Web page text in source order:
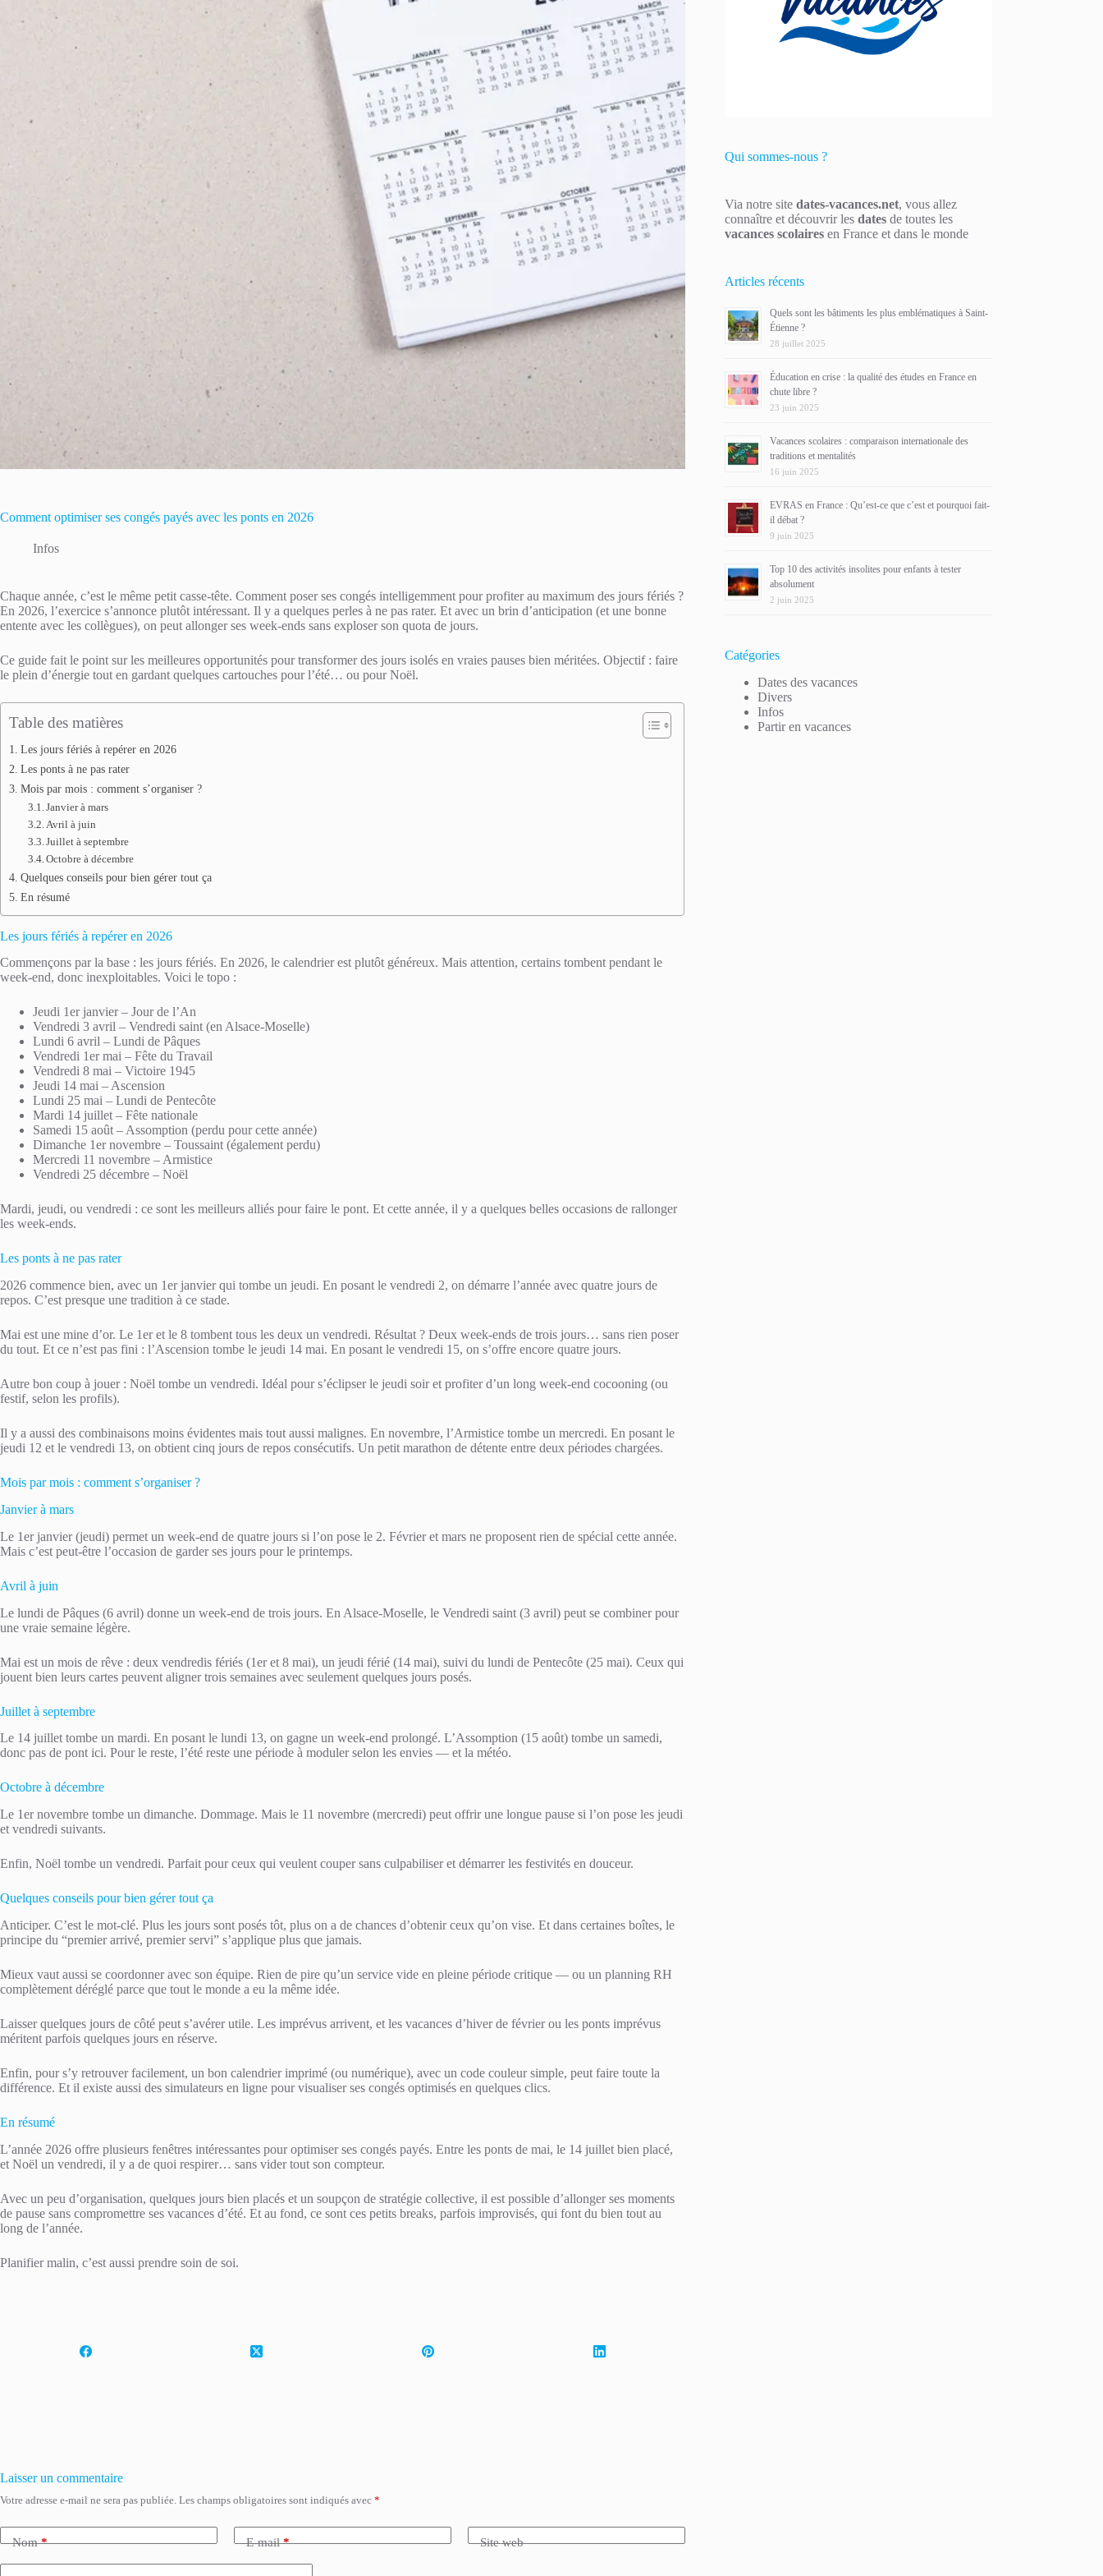
Comment optimiser ses congés payés avec les ponts en 2026
Infos
Chaque année, c’est le même petit casse-tête. Comment poser ses congés intelligemment pour profiter au maximum des jours fériés ?
En 2026, l’exercice s’annonce plutôt intéressant. Il y a quelques perles à ne pas rater. Et avec un brin d’anticipation (et une bonne
entente avec les collègues), on peut allonger ses week-ends sans exploser son quota de jours.
Ce guide fait le point sur les meilleures opportunités pour transformer des jours isolés en vraies pauses bien méritées. Objectif : faire
le plein d’énergie tout en gardant quelques cartouches pour l’été… ou pour Noël.
Table des matières
Les jours fériés à repérer en 2026
Les ponts à ne pas rater
Mois par mois : comment s’organiser ?
Janvier à mars
Avril à juin
Juillet à septembre
Octobre à décembre
Quelques conseils pour bien gérer tout ça
En résumé
Les jours fériés à repérer en 2026
Commençons par la base : les jours fériés. En 2026, le calendrier est plutôt généreux. Mais attention, certains tombent pendant le
week-end, donc inexploitables. Voici le topo :
Jeudi 1er janvier – Jour de l’An
Vendredi 3 avril – Vendredi saint (en Alsace-Moselle)
Lundi 6 avril – Lundi de Pâques
Vendredi 1er mai – Fête du Travail
Vendredi 8 mai – Victoire 1945
Jeudi 14 mai – Ascension
Lundi 25 mai – Lundi de Pentecôte
Mardi 14 juillet – Fête nationale
Samedi 15 août – Assomption (perdu pour cette année)
Dimanche 1er novembre – Toussaint (également perdu)
Mercredi 11 novembre – Armistice
Vendredi 25 décembre – Noël
Mardi, jeudi, ou vendredi : ce sont les meilleurs alliés pour faire le pont. Et cette année, il y a quelques belles occasions de rallonger
les week-ends.
Les ponts à ne pas rater
2026 commence bien, avec un 1er janvier qui tombe un jeudi. En posant le vendredi 2, on démarre l’année avec quatre jours de
repos. C’est presque une tradition à ce stade.
Mai est une mine d’or. Le 1er et le 8 tombent tous les deux un vendredi. Résultat ? Deux week-ends de trois jours… sans rien poser
du tout. Et ce n’est pas fini : l’Ascension tombe le jeudi 14 mai. En posant le vendredi 15, on s’offre encore quatre jours.
Autre bon coup à jouer : Noël tombe un vendredi. Idéal pour s’éclipser le jeudi soir et profiter d’un long week-end cocooning (ou
festif, selon les profils).
Il y a aussi des combinaisons moins évidentes mais tout aussi malignes. En novembre, l’Armistice tombe un mercredi. En posant le
jeudi 12 et le vendredi 13, on obtient cinq jours de repos consécutifs. Un petit marathon de détente entre deux périodes chargées.
Mois par mois : comment s’organiser ?
Janvier à mars
Le 1er janvier (jeudi) permet un week-end de quatre jours si l’on pose le 2. Février et mars ne proposent rien de spécial cette année.
Mais c’est peut-être l’occasion de garder ses jours pour le printemps.
Avril à juin
Le lundi de Pâques (6 avril) donne un week-end de trois jours. En Alsace-Moselle, le Vendredi saint (3 avril) peut se combiner pour
une vraie semaine légère.
Mai est un mois de rêve : deux vendredis fériés (1er et 8 mai), un jeudi férié (14 mai), suivi du lundi de Pentecôte (25 mai). Ceux qui
jouent bien leurs cartes peuvent aligner trois semaines avec seulement quelques jours posés.
Juillet à septembre
Le 14 juillet tombe un mardi. En posant le lundi 13, on gagne un week-end prolongé. L’Assomption (15 août) tombe un samedi,
donc pas de pont ici. Pour le reste, l’été reste une période à moduler selon les envies — et la météo.
Octobre à décembre
Le 1er novembre tombe un dimanche. Dommage. Mais le 11 novembre (mercredi) peut offrir une longue pause si l’on pose les jeudi
et vendredi suivants.
Enfin, Noël tombe un vendredi. Parfait pour ceux qui veulent couper sans culpabiliser et démarrer les festivités en douceur.
Quelques conseils pour bien gérer tout ça
Anticiper. C’est le mot-clé. Plus les jours sont posés tôt, plus on a de chances d’obtenir ceux qu’on vise. Et dans certaines boîtes, le
principe du “premier arrivé, premier servi” s’applique plus que jamais.
Mieux vaut aussi se coordonner avec son équipe. Rien de pire qu’un service vide en pleine période critique — ou un planning RH
complètement déréglé parce que tout le monde a eu la même idée.
Laisser quelques jours de côté peut s’avérer utile. Les imprévus arrivent, et les vacances d’hiver de février ou les ponts imprévus
méritent parfois quelques jours en réserve.
Enfin, pour s’y retrouver facilement, un bon calendrier imprimé (ou numérique), avec un code couleur simple, peut faire toute la
différence. Et il existe aussi des simulateurs en ligne pour visualiser ses congés optimisés en quelques clics.
En résumé
L’année 2026 offre plusieurs fenêtres intéressantes pour optimiser ses congés payés. Entre les ponts de mai, le 14 juillet bien placé,
et Noël un vendredi, il y a de quoi respirer… sans vider tout son compteur.
Avec un peu d’organisation, quelques jours bien placés et un soupçon de stratégie collective, il est possible d’allonger ses moments
de pause sans compromettre ses vacances d’été. Et au fond, ce sont ces petits breaks, parfois improvisés, qui font du bien tout au
long de l’année.
Planifier malin, c’est aussi prendre soin de soi.
Qui sommes-nous ?
Via notre sitedates-vacances.net, vous allez
connaître et découvrir lesdates de toutes les
vacances scolaires en France et dans le monde
Articles récents
Quels sont les bâtiments les plus emblématiques à Saint-
Étienne ?
28 juillet 2025
Éducation en crise : la qualité des études en France en
chute libre ?
23 juin 2025
Vacances scolaires : comparaison internationale des
traditions et mentalités
16 juin 2025
EVRAS en France : Qu’est-ce que c’est et pourquoi fait-
il débat ?
9 juin 2025
Top 10 des activités insolites pour enfants à tester
absolument
2 juin 2025
Catégories
Dates des vacances
Divers
Infos
Partir en vacances
Laisser un commentaire
Votre adresse e-mail ne sera pas publiée. Les champs obligatoires sont indiqués avec *
Nom* E-mail* Site web